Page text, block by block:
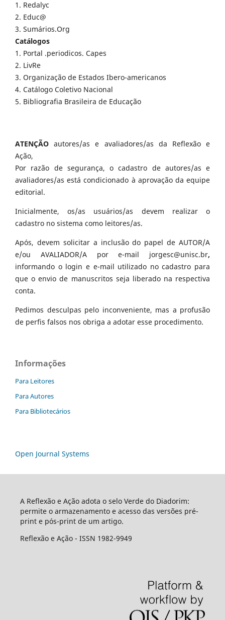
1. Redalyc
2. Educ@
3. Sumários.Org
Catálogos
1. Portal .periodicos. Capes
2. LivRe
3. Organização de Estados Ibero-americanos
4. Catálogo Coletivo Nacional
5. Bibliografia Brasileira de Educação
ATENÇÃO autores/as e avaliadores/as da Reflexão e
Ação,
Por razão de segurança, o cadastro de autores/as e
avaliadores/as está condicionado à aprovação da equipe
editorial.
Inicialmente, os/as usuários/as devem realizar o
cadastro no sistema como leitores/as.
Após, devem solicitar a inclusão do papel de AUTOR/A
e/ou AVALIADOR/A por e-mail jorgesc@unisc.br,
informando o login e e-mail utilizado no cadastro para
que o envio de manuscritos seja liberado na respectiva
conta.
Pedimos desculpas pelo inconveniente, mas a profusão
de perfis falsos nos obriga a adotar esse procedimento.
Informações
Para Leitores
Para Autores
Para Bibliotecários
Open Journal Systems
A Reflexão e Ação adota o selo Verde do Diadorim:
permite o armazenamento e acesso das versões pré-
print e pós-print de um artigo.
Reflexão e Ação - ISSN 1982-9949